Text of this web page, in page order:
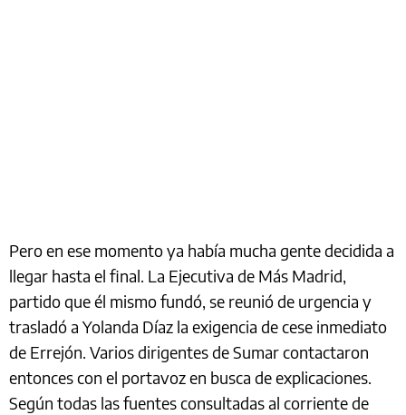
Pero en ese momento ya había mucha gente decidida a
llegar hasta el final. La Ejecutiva de Más Madrid,
partido que él mismo fundó, se reunió de urgencia y
trasladó a Yolanda Díaz la exigencia de cese inmediato
de Errejón. Varios dirigentes de Sumar contactaron
entonces con el portavoz en busca de explicaciones.
Según todas las fuentes consultadas al corriente de